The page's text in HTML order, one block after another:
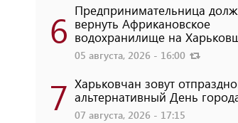
6 Предпринимательница
вернуть Африкановское
водохранилище на
05 августа, 2026 - 16:00
7 Харьковчан зовут
альтернативный День
07 августа, 2026 - 17:15